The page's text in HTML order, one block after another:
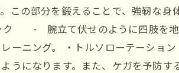
この部分を鍛えることで、強靭な
ク - 腕立て伏せのように四肢を
ーニング。 ・トルソローテーシ
うになります。また、ケガを予防